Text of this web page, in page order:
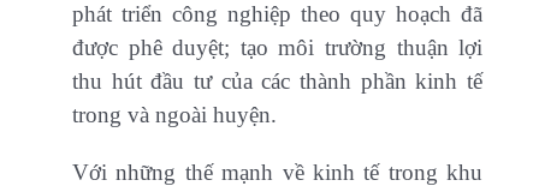
phát triển công nghiệp theo quy hoạch đã
được phê duyệt; tạo môi trường thuận lợi
thu hút đầu tư của các thành phần kinh tế
trong và ngoài huyện.
Với những thế mạnh về kinh tế trong khu